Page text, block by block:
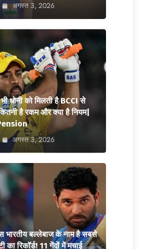
अगस्त 3, 2026
धोनी को मिलती है BCCI से
है रकम और क्या है नियम|
अगस्त 3, 2026
भारतीय बल्लेबाज के नाम है सबसे
का रिकॉर्ड! 11 गेंदों में मचाई